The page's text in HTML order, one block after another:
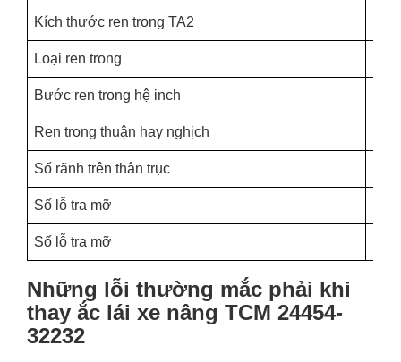
Kích thước ren trong TA2
Loại ren trong
Bước ren trong hệ inch
Ren trong thuận hay nghịch
Số rãnh trên thân trục
Số lỗ tra mỡ
Số lỗ tra mỡ
Những lỗi thường mắc phải khi
thay ắc lái xe nâng TCM 24454-
32232